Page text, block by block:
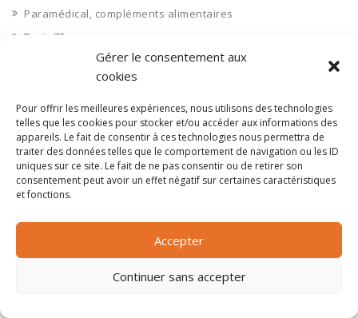
Gérer le consentement aux
cookies
Pour offrir les meilleures expériences, nous utilisons des technologies
telles que les cookies pour stocker et/ou accéder aux informations des
appareils. Le fait de consentir à ces technologies nous permettra de
traiter des données telles que le comportement de navigation ou les ID
uniques sur ce site. Le fait de ne pas consentir ou de retirer son
consentement peut avoir un effet négatif sur certaines caractéristiques
et fonctions.
Accepter
Continuer sans accepter
Paramédical, compléments alimentaires
Paris 75
Pas de Calais 62
Petite distribution
Pétrole
Pharmaceutique, médicaments
Pharmacie et vente d'articles médicaux
Photos
Piscine